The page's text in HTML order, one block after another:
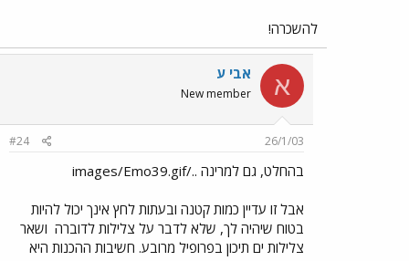
להשכרה!
א אבי ע
New member
26/1/03
#24
בהחלט, גם למרינה ../images/Emo39.gif
אבל זו עדיין כמות קטנה ובעתות לחץ אינך יכול להיות
בטוח שיהיה לך, שלא לדבר על צלילות לדוברה ושאר
צלילות ים תיכון בפרופיל מרובע. חשיבות ההכנות היא